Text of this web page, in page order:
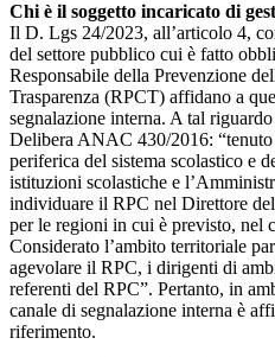
Chi è il soggetto incaricato di
Il D. Lgs 24/2023, all’articolo 4,
del settore pubblico cui è fatto
Responsabile della Prevenzione
Trasparenza (RPCT) affidano a
segnalazione interna. A tal
Delibera ANAC 430/2016:
periferica del sistema scolastico e
istituzioni scolastiche e
individuare il RPC nel Direttore
per le regioni in cui è previsto, nel
Considerato l’ambito territoriale
agevolare il RPC, i dirigenti di
referenti del RPC”. Pertanto, in
canale di segnalazione interna è
riferimento.